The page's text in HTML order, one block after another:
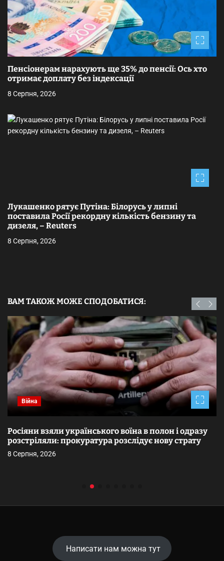
в
Пенсіонерам нарахують ще 35% до пенсії: Ось хто
отримає доплату без індексації
8 Серпня, 2026
Лукашенко рятує Путіна: Білорусь у липні
поставила Росії рекордну кількість бензину та
дизеля, – Reuters
8 Серпня, 2026
ВАМ ТАКОЖ МОЖЕ СПОДОБАТИСЯ:
Війна
Росіяни взяли українського воїна в полон і одразу
розстріляли: прокуратура розслідує нову страту
8 Серпня, 2026
Написати нам можна тут